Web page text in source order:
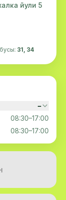
йули 5
31, 34
–
08:30–17:00
08:30–17:00